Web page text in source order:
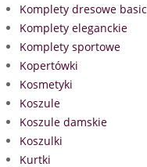
Komplety dresowe basic
Komplety eleganckie
Komplety sportowe
Kopertówki
Kosmetyki
Koszule
Koszule damskie
Koszulki
Kurtki